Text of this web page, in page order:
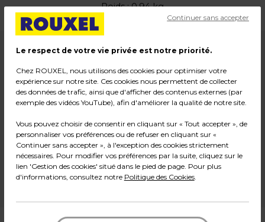
Poids : 0,94 kg
8,99€ HT
10,79€ TTC*
Paquet de 1400
Quantité - +
Ajouter au panier
Le respect de votre vie privée est notre priorité.
Chez ROUXEL, nous utilisons des cookies pour optimiser votre
expérience sur notre site. Ces cookies nous permettent de collecter
des données de trafic, ainsi que d'afficher des contenus externes (par
exemple des vidéos YouTube), afin d'améliorer la qualité de notre site.
Vous pouvez choisir de consentir en cliquant sur « Tout accepter », de
personnaliser vos préférences ou de refuser en cliquant sur «
Continuer sans accepter », à l'exception des cookies strictement
nécessaires. Pour modifier vos préférences par la suite, cliquez sur le
lien 'Gestion des cookies' situé dans le pied de page. Pour plus
d'informations, consultez notre Politique des Cookies.
Continuer sans accepter